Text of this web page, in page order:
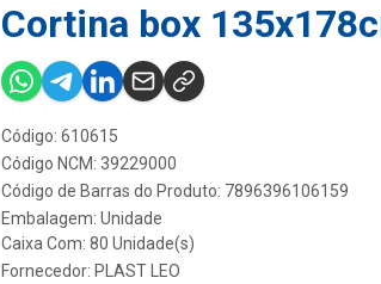
Cortina box
Código: 610615
Código NCM: 39229000
Código de Barras do Produto: 7896396106159
Embalagem: Unidade
Caixa Com: 80 Unidade(s)
Fornecedor: PLAST LEO